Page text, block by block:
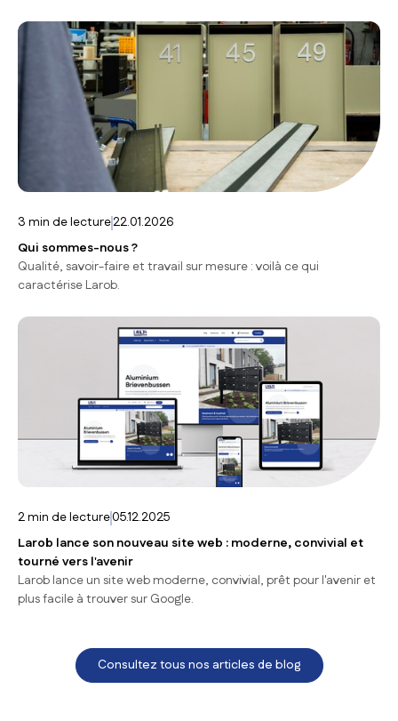
3 min de lecture22.01.2026
Qui sommes-nous ?
Qualité, savoir-faire et travail sur mesure : voilà ce qui
caractérise Larob.
2min de lecture05.12.2025
Larob lance son nouveau site web : moderne, convivial et
tourné vers l'avenir
Larob lance un site web moderne, convivial, prêt pour l'avenir et
plus facile à trouver sur Google.
Consultez tous nos articles de blog